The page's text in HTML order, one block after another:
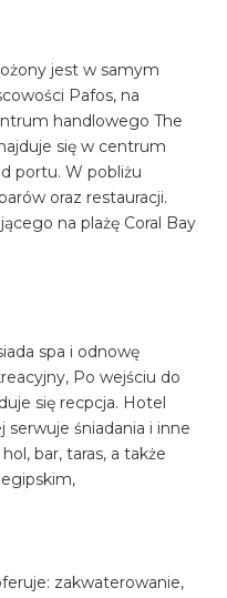
jest w samym
Pafos, na
handlowego The
się w centrum
portu. W pobliżu
oraz restauracji.
na plażę Coral Bay
spa i odnowę
Po wejściu do
się recpcja. Hotel
serwuje śniadania i inne
bar, taras, a także
zakwaterowanie,